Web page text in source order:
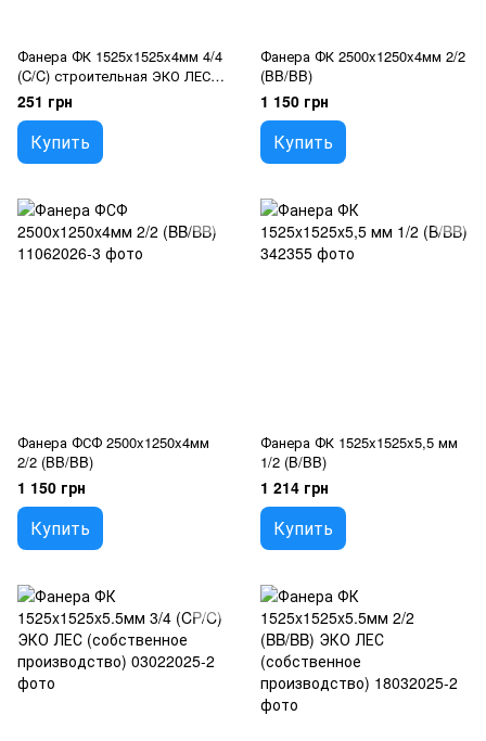
Фанера ФК 1525x1525x4мм 4/4
(C/C) строительная ЭКО ЛЕС
(собственное производство)
251 грн
Купить
Фанера ФК 2500x1250x4мм 2/2
(BB/BB)
1 150 грн
Купить
Фанера ФСФ 2500x1250x4мм
2/2 (BB/BB)
1 150 грн
Купить
Фанера ФК 1525x1525x5,5 мм
1/2 (B/BB)
1 214 грн
Купить